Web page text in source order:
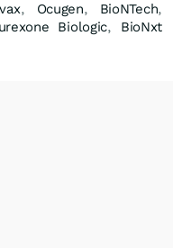
, Ocugen, BioNTech,
Biologic, BioNxt